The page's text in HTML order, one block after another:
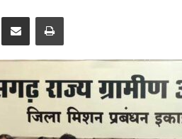
Share via Email Print